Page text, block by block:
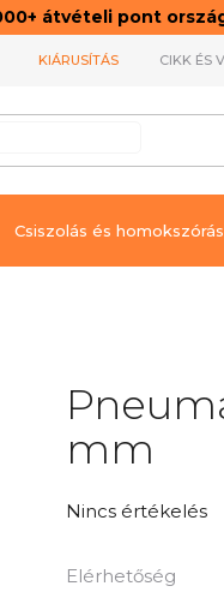
átvételi pont
KIÁRUSÍTÁS CIKK ÉS
Csiszolás és homokszórás
mm
A
átlagos
Nincs értékelés
Elérhetőség